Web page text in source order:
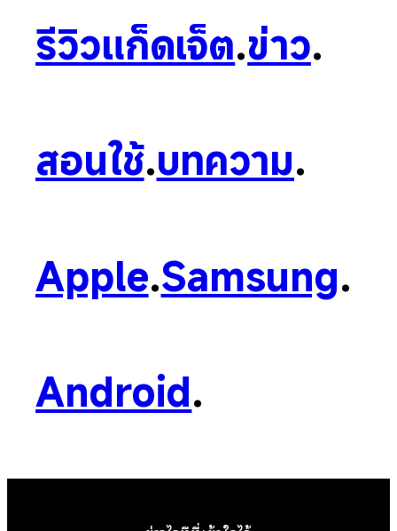
รีวิวแก็ดเจ็ต.ข่าว.
สอนใช้.บทความ.
Apple.Samsung.
Android.